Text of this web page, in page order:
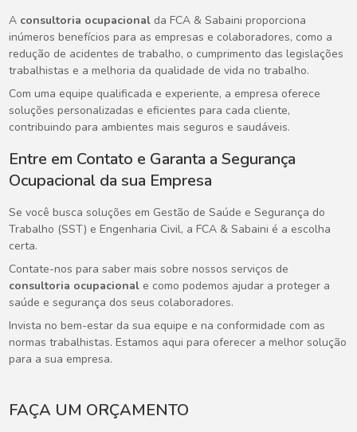
A consultoria ocupacional da FCA & Sabaini proporciona
inúmeros benefícios para as empresas e colaboradores, como a
redução de acidentes de trabalho, o cumprimento das legislações
trabalhistas e a melhoria da qualidade de vida no trabalho.
Com uma equipe qualificada e experiente, a empresa oferece
soluções personalizadas e eficientes para cada cliente,
contribuindo para ambientes mais seguros e saudáveis.
Entre em Contato e Garanta a Segurança
Ocupacional da sua Empresa
Se você busca soluções em Gestão de Saúde e Segurança do
Trabalho (SST) e Engenharia Civil, a FCA & Sabaini é a escolha
certa.
Contate-nos para saber mais sobre nossos serviços de
consultoria ocupacional e como podemos ajudar a proteger a
saúde e segurança dos seus colaboradores.
Invista no bem-estar da sua equipe e na conformidade com as
normas trabalhistas. Estamos aqui para oferecer a melhor solução
para a sua empresa.
FAÇA UM ORÇAMENTO